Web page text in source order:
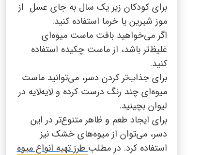
برای کودکان زیر یک سال به جای عسل از
موز شیرین یا خرما استفاده کنید.
اگر می‌خواهید بافت ماست میوه‌ای
غلیظ‌تر باشد، از ماست چکیده استفاده
کنید.
برای جذاب‌تر کردن دسر، می‌توانید ماست
میوه‌ای چند رنگ درست کرده و لایه‌لایه در
لیوان بچینید.
برای ایجاد طعم و ظاهر متنوع‌تر در این
دسر، می‌توان از میوه‌های خشک نیز
استفاده کرد. در مطلبطرز تهیه انواع میوه